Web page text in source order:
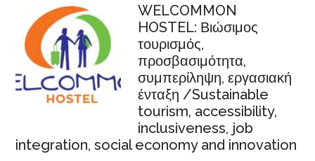
καύσωνα
προκαλούν
αυξημένο
κίνδυνο
για
καρδιακά
προβλήματα,
δείχνει
νέα
WELCOMMON
HOSTEL: Βιώσιμος
τουρισμός,
προσβασιμότητα,
συμπερίληψη, εργασιακή
ένταξη /Sustainable
tourism, accessibility,
inclusiveness, job
integration, social economy and innovation